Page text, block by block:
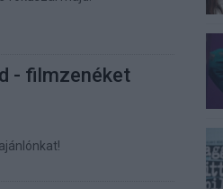
- filmzenéket